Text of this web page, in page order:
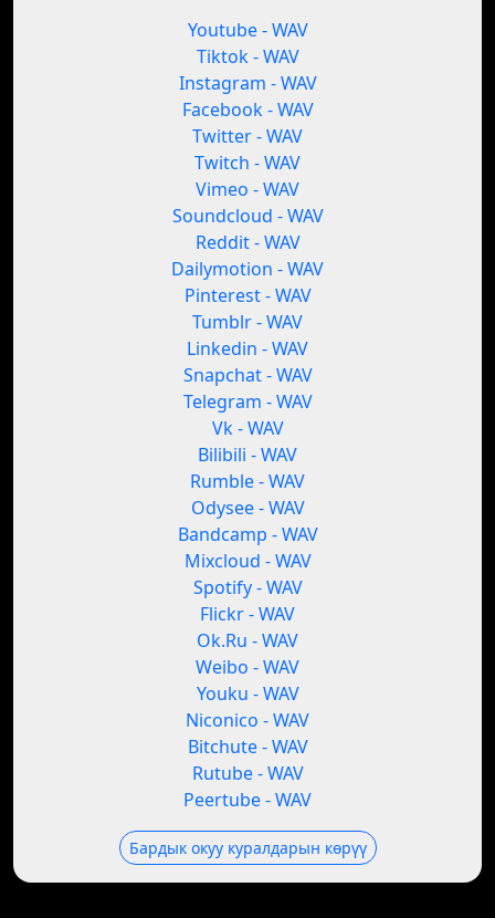
Youtube - WAV
Tiktok - WAV
Instagram - WAV
Facebook - WAV
Twitter - WAV
Twitch - WAV
Vimeo - WAV
Soundcloud - WAV
Reddit - WAV
Dailymotion - WAV
Pinterest - WAV
Tumblr - WAV
Linkedin - WAV
Snapchat - WAV
Telegram - WAV
Vk - WAV
Bilibili - WAV
Rumble - WAV
Odysee - WAV
Bandcamp - WAV
Mixcloud - WAV
Spotify - WAV
Flickr - WAV
Ok.Ru - WAV
Weibo - WAV
Youku - WAV
Niconico - WAV
Bitchute - WAV
Rutube - WAV
Peertube - WAV
Бардык окуу куралдарын көрүү